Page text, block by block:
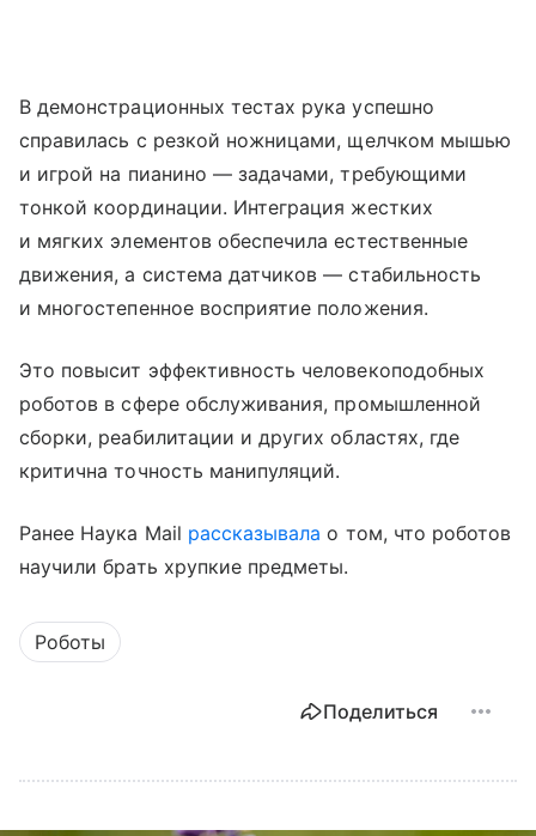
В демонстрационных тестах рука успешно
справилась с резкой ножницами, щелчком мышью
и игрой на пианино — задачами, требующими
тонкой координации. Интеграция жестких
и мягких элементов обеспечила естественные
движения, а система датчиков — стабильность
и многостепенное восприятие положения.
Это повысит эффективность человекоподобных
роботов в сфере обслуживания, промышленной
сборки, реабилитации и других областях, где
критична точность манипуляций.
Ранее Наука Mail рассказывала о том, что роботов
научили брать хрупкие предметы.
Роботы
Поделиться